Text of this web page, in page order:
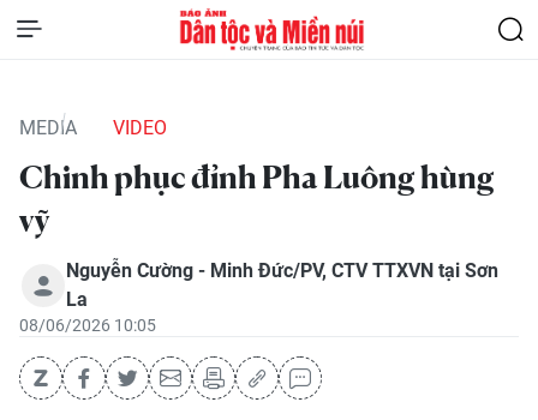
MEDIA VIDEO
Chinh phục đỉnh Pha Luông hùng
vỹ
Nguyễn Cường - Minh Đức/PV, CTV TTXVN tại Sơn
La
08/06/2026 10:05